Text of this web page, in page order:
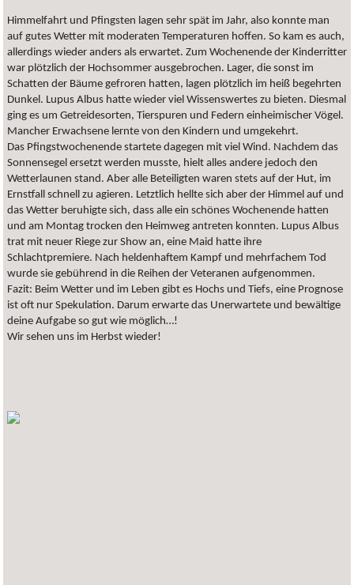
Himmelfahrt und Pfingsten lagen sehr spät im Jahr, also konnte man
auf gutes Wetter mit moderaten Temperaturen hoffen. So kam es auch,
allerdings wieder anders als erwartet. Zum Wochenende der Kinderritter
war plötzlich der Hochsommer ausgebrochen. Lager, die sonst im
Schatten der Bäume gefroren hatten, lagen plötzlich im heiß begehrten
Dunkel. Lupus Albus hatte wieder viel Wissenswertes zu bieten. Diesmal
ging es um Getreidesorten, Tierspuren und Federn einheimischer Vögel.
Mancher Erwachsene lernte von den Kindern und umgekehrt.
Das Pfingstwochenende startete dagegen mit viel Wind. Nachdem das
Sonnensegel ersetzt werden musste, hielt alles andere jedoch den
Wetterlaunen stand. Aber alle Beteiligten waren stets auf der Hut, im
Ernstfall schnell zu agieren. Letztlich hellte sich aber der Himmel auf und
das Wetter beruhigte sich, dass alle ein schönes Wochenende hatten
und am Montag trocken den Heimweg antreten konnten. Lupus Albus
trat mit neuer Riege zur Show an, eine Maid hatte ihre
Schlachtpremiere. Nach heldenhaftem Kampf und mehrfachem Tod
wurde sie gebührend in die Reihen der Veteranen aufgenommen.
Fazit: Beim Wetter und im Leben gibt es Hochs und Tiefs, eine Prognose
ist oft nur Spekulation. Darum erwarte das Unerwartete und bewältige
deine Aufgabe so gut wie möglich…!
Wir sehen uns im Herbst wieder!